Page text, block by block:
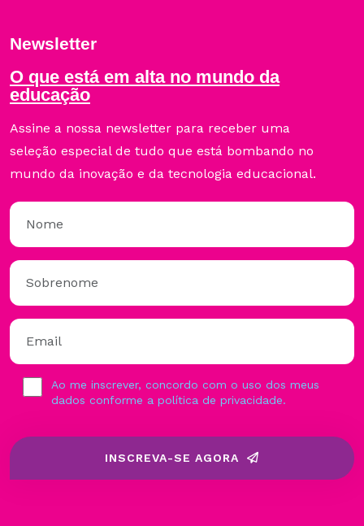
Newsletter
O que está em alta no mundo da
educação
Assine a nossa newsletter para receber uma
seleção especial de tudo que está bombando no
mundo da inovação e da tecnologia educacional.
Ao me inscrever, concordo com o uso dos meus
dados conforme a política de privacidade.
INSCREVA-SE AGORA